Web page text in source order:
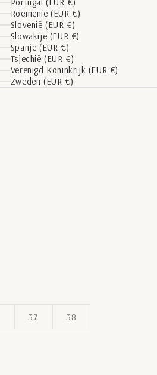
Portugal (EUR €)
Roemenië (EUR €)
Slovenië (EUR €)
Slowakije (EUR €)
Spanje (EUR €)
Tsjechië (EUR €)
Verenigd Koninkrijk (EUR €)
Zweden (EUR €)
37 38